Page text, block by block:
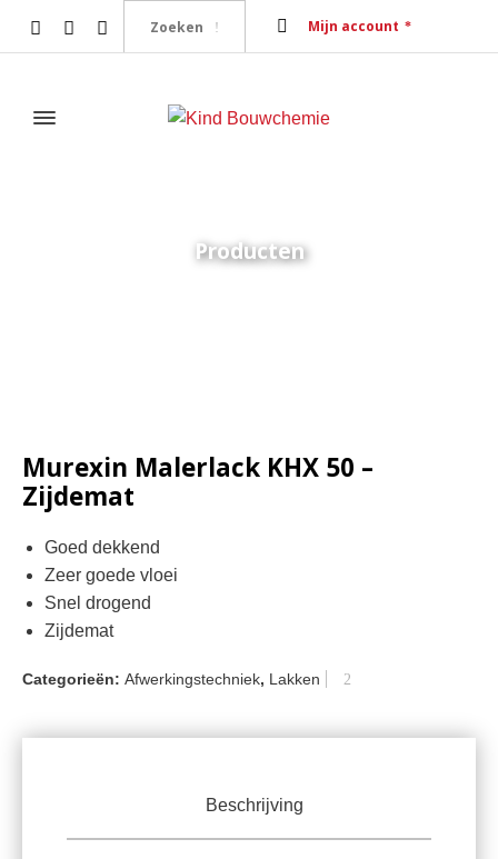
Mijn account
Producten
Murexin Malerlack KHX 50 –
Zijdemat
Goed dekkend
Zeer goede vloei
Snel drogend
Zijdemat
Categorieën: Afwerkingstechniek, Lakken
Beschrijving